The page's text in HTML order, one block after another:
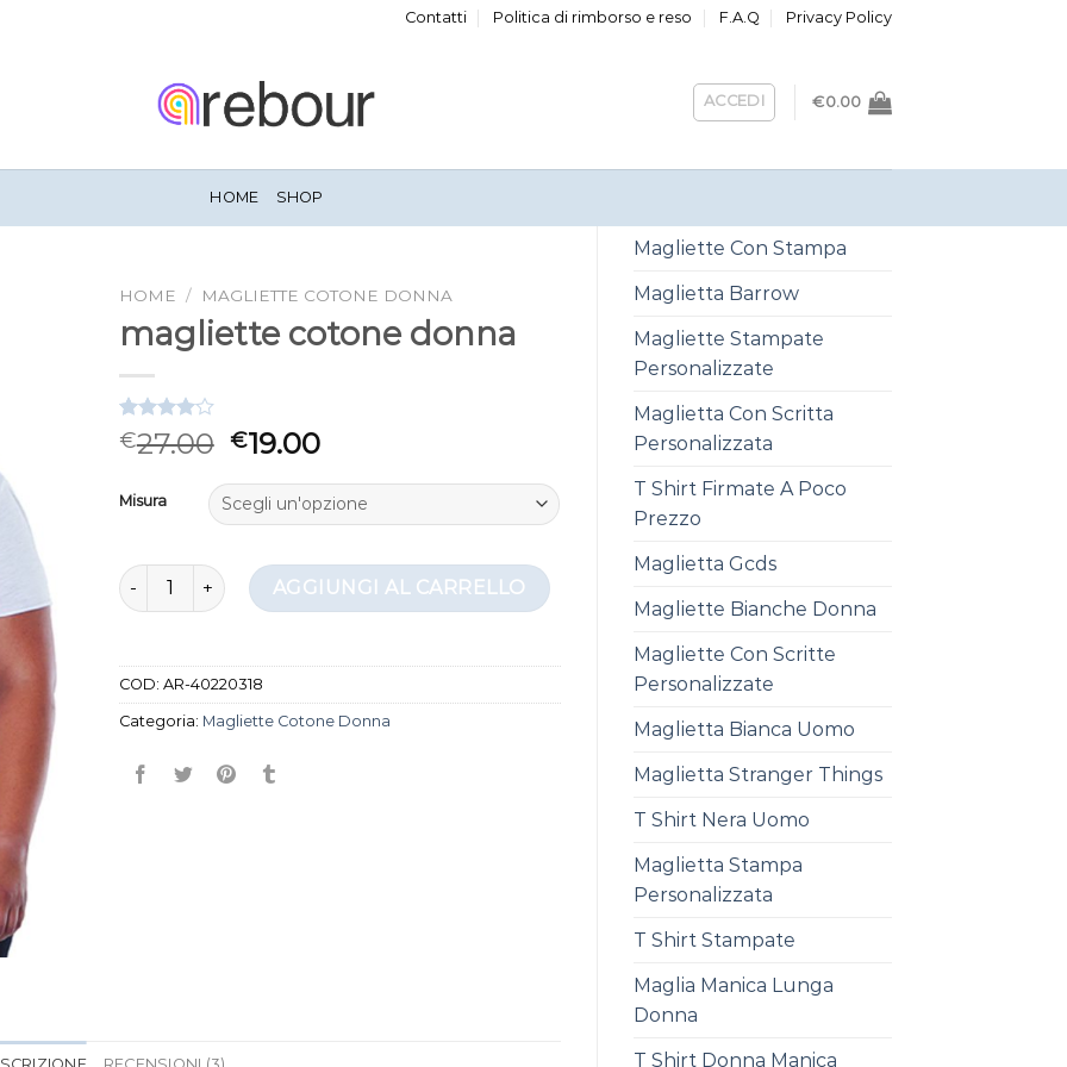
Contatti Politica di rimborso e reso F.A.Q Privacy Policy
ACCEDI €0.00
HOME SHOP
Magliette Con Stampa
Maglietta Barrow
Magliette Stampate
Personalizzate
Maglietta Con Scritta
Personalizzata
T Shirt Firmate A Poco
Prezzo
Maglietta Gcds
Magliette Bianche Donna
Magliette Con Scritte
Personalizzate
Maglietta Bianca Uomo
Maglietta Stranger Things
T Shirt Nera Uomo
Maglietta Stampa
Personalizzata
T Shirt Stampate
Maglia Manica Lunga
Donna
T Shirt Donna Manica
HOME / MAGLIETTE COTONE DONNA
magliette cotone donna
Valutato
4.00su
base di
3
recensioni
€27.00 €19.00
Misura
magliette cotone donna quantità
AGGIUNGI AL CARRELLO
COD: AR-40220318
Categoria: Magliette Cotone Donna